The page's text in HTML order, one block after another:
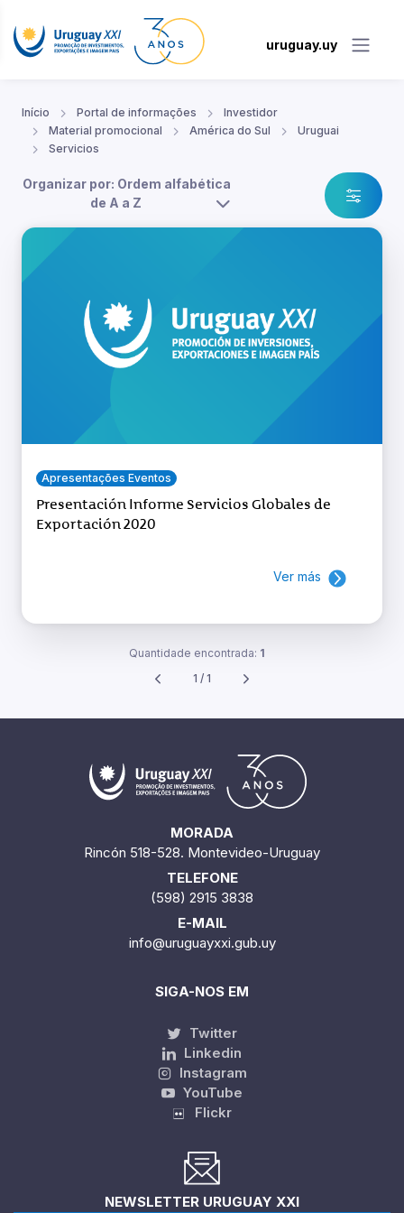
uruguay.uy
Início Portal de informações
Investidor
Material promocional
América do Sul
Uruguai
Servicios
Organizar por: Ordem alfabética
de A a Z
Apresentações Eventos
Presentación Informe Servicios Globales de
Exportación 2020
Ver más
Quantidade encontrada: 1
1 / 1
MORADA
Rincón 518-528. Montevideo-Uruguay
TELEFONE
(598) 2915 3838
E-MAIL
info@uruguayxxi.gub.uy
SIGA-NOS EM
Twitter
Linkedin
Instagram
YouTube
Flickr
NEWSLETTER URUGUAY XXI